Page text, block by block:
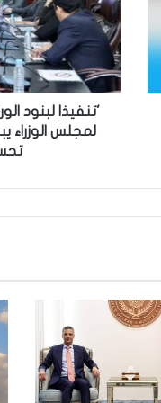
ذ
ا
ل
ب
ا
ل
ب
'تنفيذا لبنود
لمجلس الوزراء